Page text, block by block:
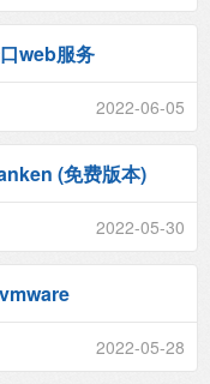
web服务
2022-06-05
(免费版本)
2022-05-30
2022-05-28